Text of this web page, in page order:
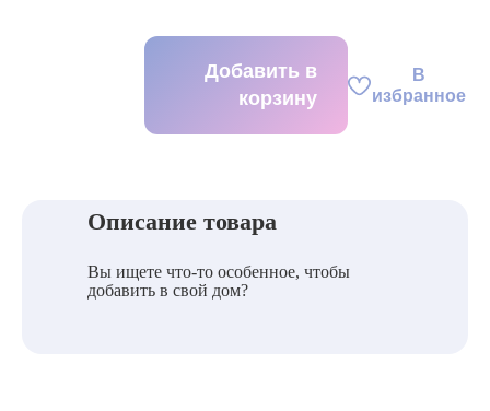
Добавить в
корзину
В
избранное
Описание товара
Вы ищете что-то особенное, чтобы
добавить в свой дом?